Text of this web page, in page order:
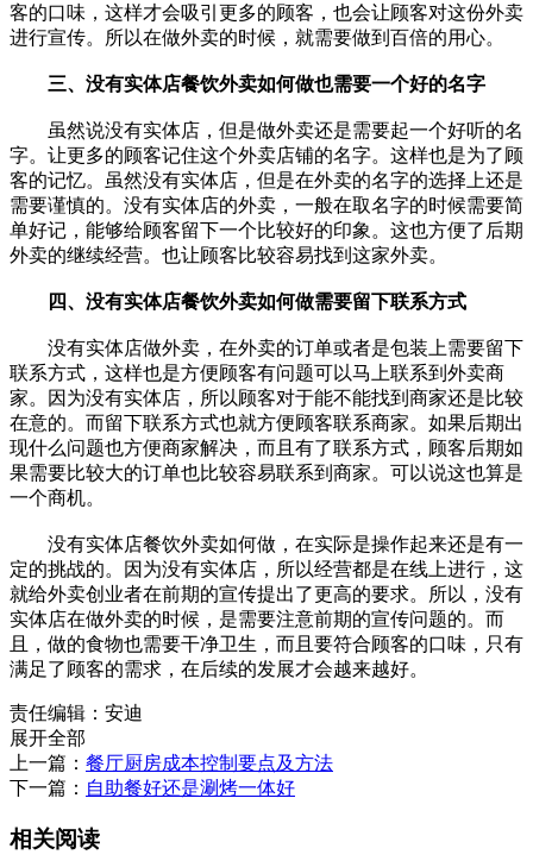
客的口味，这样才会吸引更多的顾客，也会让顾客对这份外卖
进行宣传。所以在做外卖的时候，就需要做到百倍的用心。
三、没有实体店餐饮外卖如何做也需要一个好的名字
虽然说没有实体店，但是做外卖还是需要起一个好听的名
字。让更多的顾客记住这个外卖店铺的名字。这样也是为了顾
客的记忆。虽然没有实体店，但是在外卖的名字的选择上还是
需要谨慎的。没有实体店的外卖，一般在取名字的时候需要简
单好记，能够给顾客留下一个比较好的印象。这也方便了后期
外卖的继续经营。也让顾客比较容易找到这家外卖。
四、没有实体店餐饮外卖如何做需要留下联系方式
没有实体店做外卖，在外卖的订单或者是包装上需要留下
联系方式，这样也是方便顾客有问题可以马上联系到外卖商
家。因为没有实体店，所以顾客对于能不能找到商家还是比较
在意的。而留下联系方式也就方便顾客联系商家。如果后期出
现什么问题也方便商家解决，而且有了联系方式，顾客后期如
果需要比较大的订单也比较容易联系到商家。可以说这也算是
一个商机。
没有实体店餐饮外卖如何做，在实际是操作起来还是有一
定的挑战的。因为没有实体店，所以经营都是在线上进行，这
就给外卖创业者在前期的宣传提出了更高的要求。所以，没有
实体店在做外卖的时候，是需要注意前期的宣传问题的。而
且，做的食物也需要干净卫生，而且要符合顾客的口味，只有
满足了顾客的需求，在后续的发展才会越来越好。
责任编辑：安迪
展开全部
上一篇： 餐厅厨房成本控制要点及方法
下一篇： 自助餐好还是涮烤一体好
相关阅读